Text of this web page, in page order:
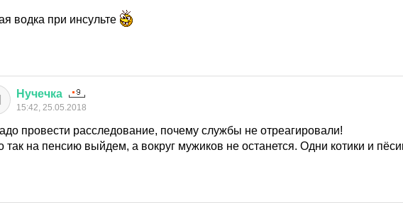
водка при инсульте
Нучечка
15:42, 25.05.2018
провести расследование, почему службы не отреагировали!
так на пенсию выйдем, а вокруг мужиков не останется. Одни котики и